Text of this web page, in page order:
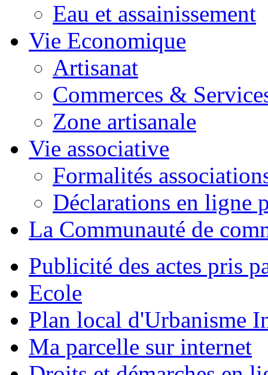
Eau et assainissement
Vie Economique
Artisanat
Commerces &
Zone artisanale
Vie associative
Formalités
Déclarations en ligne
La Communauté de
Publicité des actes pris
Ecole
Plan local d'Urbanisme
Ma parcelle sur internet